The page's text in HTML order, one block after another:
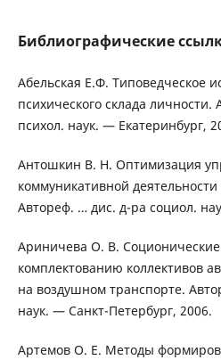
Библиографические
Абельская Е.Ф. Типоведческое
психического склада
психол. наук. — Екатеринбург,
Антошкин В. Н. Оптимизация
коммуникативной
Автореф. … дис. д-ра социол.
Ариничева О. В.
комплектованию коллективов
на воздушном транспорте.
наук. — Санкт-Петербург, 2006.
Артемов О. Е. Методы